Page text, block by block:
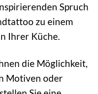
Spruch
zu einem
Ihrer Küche.
die Möglichkeit,
Motiven oder